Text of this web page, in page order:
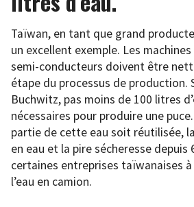
Taïwan, en tant que grand
un excellent exemple. Les
semi-conducteurs doivent être
étape du processus de production.
Buchwitz, pas moins de 100 litres
nécessaires pour produire une
partie de cette eau soit réutilisée,
en eau et la pire sécheresse depuis
certaines entreprises taïwanaises
l’eau en camion.